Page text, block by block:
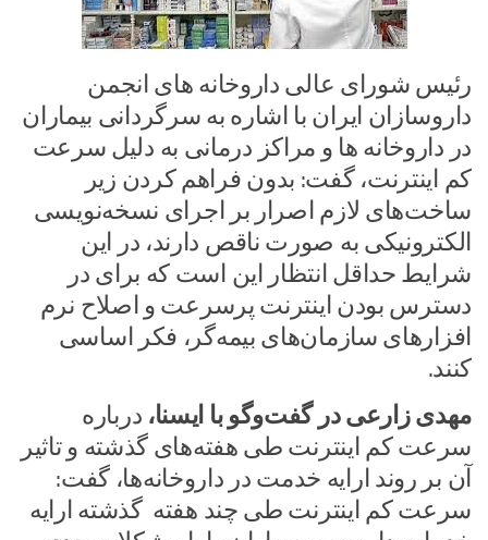
رئیس شورای عالی داروخانه های انجمن
داروسازان ایران با اشاره به سرگردانی بیماران
در داروخانه ها و مراکز درمانی به دلیل سرعت
کم اینترنت، گفت: بدون فراهم کردن زیر
ساخت‌های لازم اصرار بر اجرای نسخه‌نویسی
الکترونیکی به صورت ناقص دارند، در این
شرایط حداقل انتظار این است که برای در
دسترس بودن اینترنت پرسرعت و اصلاح نرم
افزارهای سازمان‌های بیمه‌گر، فکر اساسی
کنند.
مهدی زارعی در گفت‌وگو با ایسنا، درباره
سرعت کم اینترنت طی هفته‌های گذشته و تاثیر
آن بر روند ارایه خدمت در داروخانه‌ها، گفت:
سرعت کم اینترنت طی چند هفته گذشته ارایه